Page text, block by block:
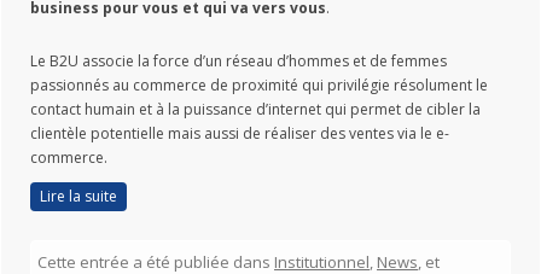
business pour vous et qui va vers vous.
Le B2U associe la force d’un réseau d’hommes et de femmes
passionnés au commerce de proximité qui privilégie résolument le
contact humain et à la puissance d’internet qui permet de cibler la
clientèle potentielle mais aussi de réaliser des ventes via le e-
commerce.
Lire la suite
Cette entrée a été publiée dans Institutionnel, News, et